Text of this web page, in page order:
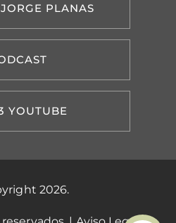
PLANAS
YOUTUBE
2026.